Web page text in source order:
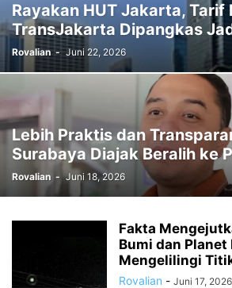
Rayakan HUT Jakarta, Tarif
TransJakarta Dipangkas
Rovalian - Juni 22, 2026
Lebih Praktis dan
Surabaya Diajak Beralih ke
Rovalian - Juni 18, 2026
Fakta
Bumi dan Planet
Mengelilingi
Rovalian - Juni 17, 2026